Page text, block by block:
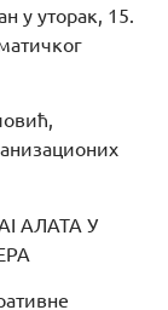
у уторак, 15.
АЛАТА У